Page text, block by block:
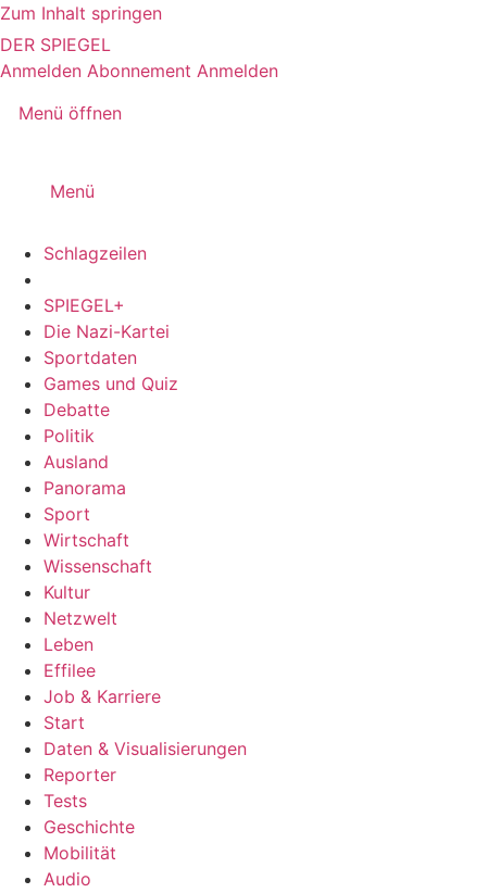
Zum Inhalt springen
DER SPIEGEL
Anmelden Abonnement Anmelden
Menü öffnen
Menü
Schlagzeilen
SPIEGEL+
Die Nazi-Kartei
Sportdaten
Games und Quiz
Debatte
Politik
Ausland
Panorama
Sport
Wirtschaft
Wissenschaft
Kultur
Netzwelt
Leben
Effilee
Job & Karriere
Start
Daten & Visualisierungen
Reporter
Tests
Geschichte
Mobilität
Audio